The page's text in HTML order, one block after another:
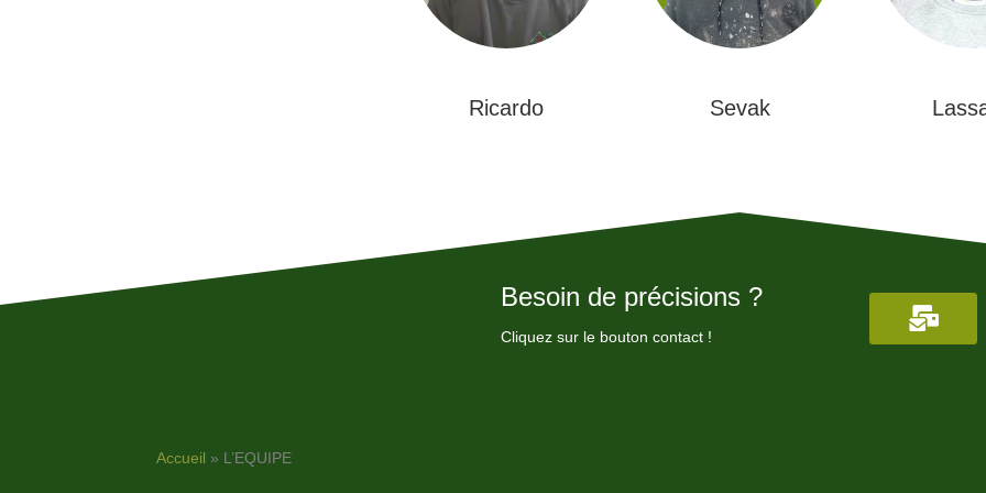
Ricardo Sevak
Besoin de précisions ?
Cliquez sur le bouton contact !
Accueil » L’EQUIPE